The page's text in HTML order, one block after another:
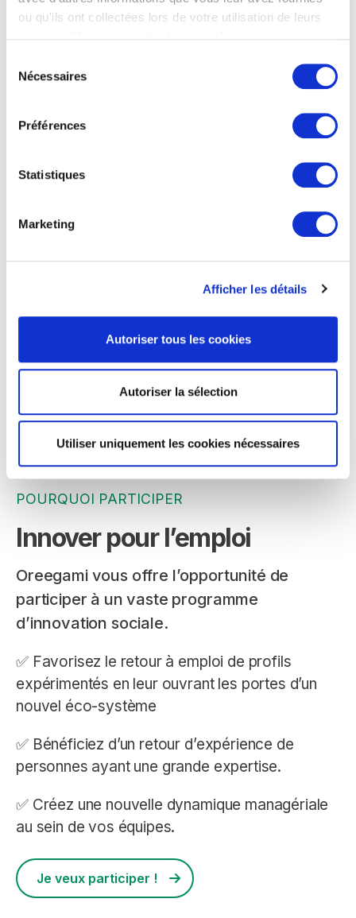
ou qu'ils ont collectées lors de votre utilisation de leurs
Nécessaires
Préférences
Statistiques
Marketing
Afficher les détails
Autoriser tous les cookies
Autoriser la sélection
Utiliser uniquement les cookies nécessaires
POURQUOI PARTICIPER
Innover pour l’emploi
Oreegami vous offre l’opportunité de
participer à un vaste programme
d’innovation sociale.
✅ Favorisez le retour à emploi de profils
expérimentés en leur ouvrant les portes d’un
nouvel éco-système
✅ Bénéficiez d’un retour d’expérience de
personnes ayant une grande expertise.
✅ Créez une nouvelle dynamique managériale
au sein de vos équipes.
Je veux participer !